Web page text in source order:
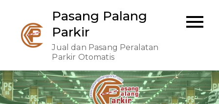
content
Pasang Palang
Parkir
Jual dan Pasang Peralatan
Parkir Otomatis